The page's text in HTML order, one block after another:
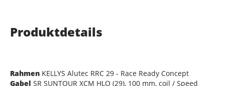
Produktdetails
Rahmen KELLYS Alutec RRC 29 - Race Ready Concept
Gabel SR SUNTOUR XCM HLO (29), 100 mm, coil / Speed